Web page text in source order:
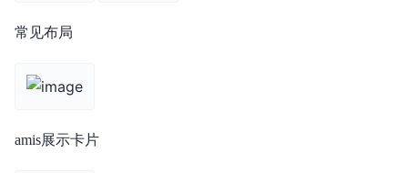
常见布局
amis展示卡片